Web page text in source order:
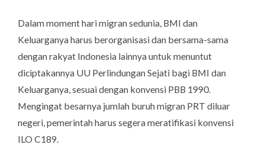
Dalam moment hari migran sedunia, BMI dan
Keluarganya harus berorganisasi dan bersama-sama
dengan rakyat Indonesia lainnya untuk menuntut
diciptakannya UU Perlindungan Sejati bagi BMI dan
Keluarganya, sesuai dengan konvensi PBB 1990.
Mengingat besarnya jumlah buruh migran PRT diluar
negeri, pemerintah harus segera meratifikasi konvensi
ILO C189.